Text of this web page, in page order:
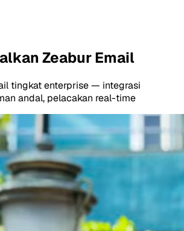
Zeabur Email
tingkat enterprise — integrasi
andal, pelacakan real-time